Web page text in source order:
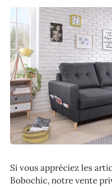
Si vous appréciez les
Bobochic, notre vente